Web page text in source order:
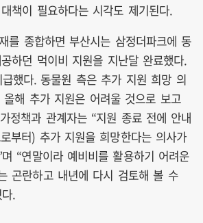
책이 필요하다는 시각도 제기된다.
를 종합하면 부산시는 삼정더파크에 동
하던 먹이비 지원을 지난달 완료했다.
했다. 동물원 측은 추가 지원 희망 의
해 추가 지원은 어려울 것으로 보고
정책과 관계자는 “지원 종료 전에 안내
부터) 추가 지원을 희망한다는 의사가
“연말이라 예비비를 활용하기 어려운
곤란하고 내년에 다시 검토해 볼 수
.